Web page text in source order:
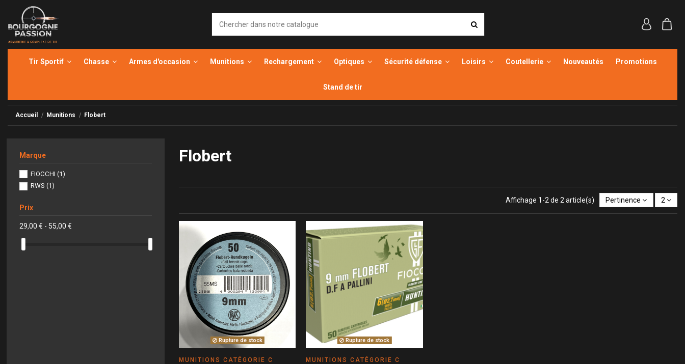
Tir Sportif Chasse Armes d'occasion Munitions Rechargement Optiques Sécurité défense Loisirs Coutellerie Nouveautés Promotions
Stand de tir
Accueil Munitions Flobert
Flobert
Affichage 1-2 de 2 article(s) Pertinence 2
Rupture de stock
MUNITIONS CATÉGORIE C
Rupture de stock
MUNITIONS CATÉGORIE C
Marque
FIOCCHI(1)
RWS(1)
Prix
29,00 € - 55,00 €